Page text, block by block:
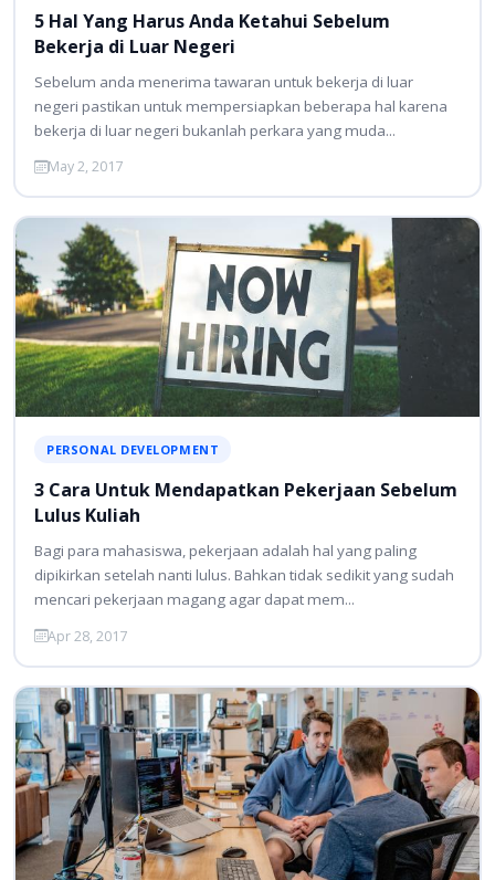
5 Hal Yang Harus Anda Ketahui Sebelum
Bekerja di Luar Negeri
Sebelum anda menerima tawaran untuk bekerja di luar
negeri pastikan untuk mempersiapkan beberapa hal karena
bekerja di luar negeri bukanlah perkara yang muda...
May 2, 2017
PERSONAL DEVELOPMENT
3 Cara Untuk Mendapatkan Pekerjaan Sebelum
Lulus Kuliah
Bagi para mahasiswa, pekerjaan adalah hal yang paling
dipikirkan setelah nanti lulus. Bahkan tidak sedikit yang sudah
mencari pekerjaan magang agar dapat mem...
Apr 28, 2017